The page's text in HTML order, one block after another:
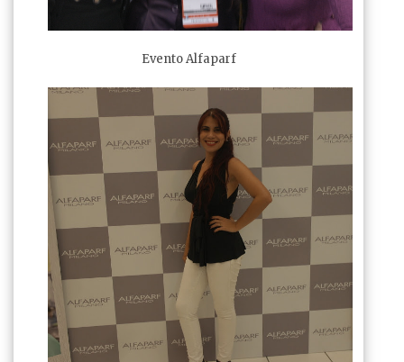
Evento Alfaparf